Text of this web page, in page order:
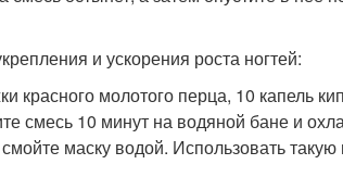
и ускорения роста ногтей:
красного молотого перца, 10 капель
смесь 10 минут на водяной бане и
маску водой. Использовать